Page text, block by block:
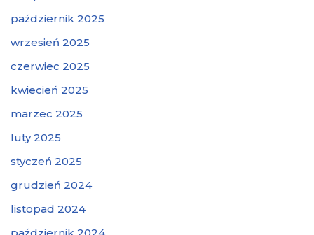
październik 2025
wrzesień 2025
czerwiec 2025
kwiecień 2025
marzec 2025
luty 2025
styczeń 2025
grudzień 2024
listopad 2024